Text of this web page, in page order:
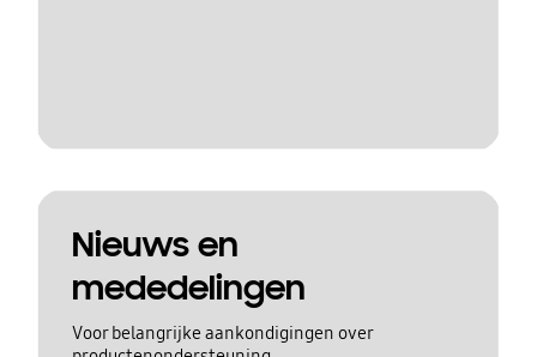
Nieuws en
mededelingen
Voor belangrijke aankondigingen over